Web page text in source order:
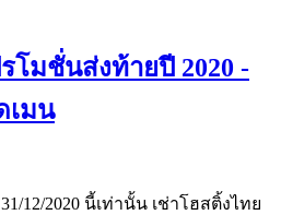
โมชั่นส่งท้ายปี 2020 -
เมน
12/2020 นี้เท่านั้น เช่าโฮสติ้งไทย